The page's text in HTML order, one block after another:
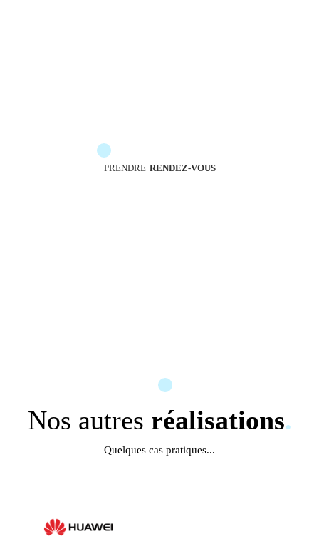
PRENDRE RENDEZ-VOUS
Nos autres réalisations.
Quelques cas pratiques...